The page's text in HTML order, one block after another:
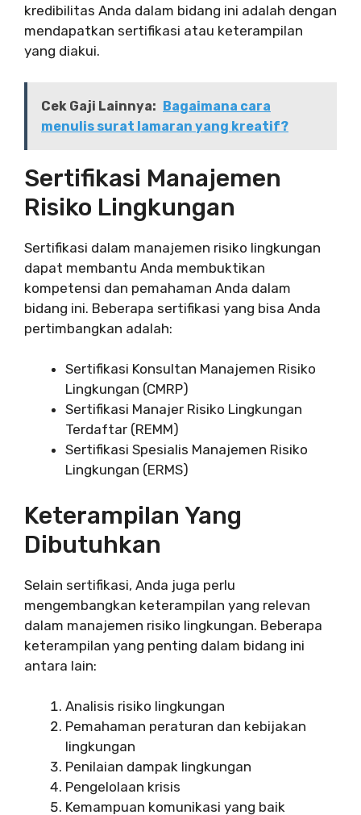
kredibilitas Anda dalam bidang ini adalah dengan
mendapatkan sertifikasi atau keterampilan
yang diakui.
Cek Gaji Lainnya: Bagaimana cara
menulis surat lamaran yang kreatif?
Sertifikasi Manajemen
Risiko Lingkungan
Sertifikasi dalam manajemen risiko lingkungan
dapat membantu Anda membuktikan
kompetensi dan pemahaman Anda dalam
bidang ini. Beberapa sertifikasi yang bisa Anda
pertimbangkan adalah:
Sertifikasi Konsultan Manajemen Risiko
Lingkungan (CMRP)
Sertifikasi Manajer Risiko Lingkungan
Terdaftar (REMM)
Sertifikasi Spesialis Manajemen Risiko
Lingkungan (ERMS)
Keterampilan Yang
Dibutuhkan
Selain sertifikasi, Anda juga perlu
mengembangkan keterampilan yang relevan
dalam manajemen risiko lingkungan. Beberapa
keterampilan yang penting dalam bidang ini
antara lain:
Analisis risiko lingkungan
Pemahaman peraturan dan kebijakan
lingkungan
Penilaian dampak lingkungan
Pengelolaan krisis
Kemampuan komunikasi yang baik